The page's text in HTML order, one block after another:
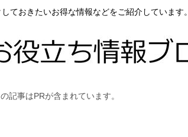
ておきたいお得な情報などをご紹介しています。
記事はPRが含まれています。